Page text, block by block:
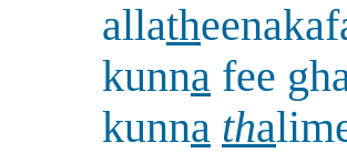
allath
kunna fee
kunna tha